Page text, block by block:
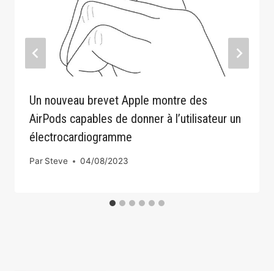
Un nouveau brevet Apple montre des
AirPods capables de donner à l’utilisateur un
électrocardiogramme
Par Steve 04/08/2023